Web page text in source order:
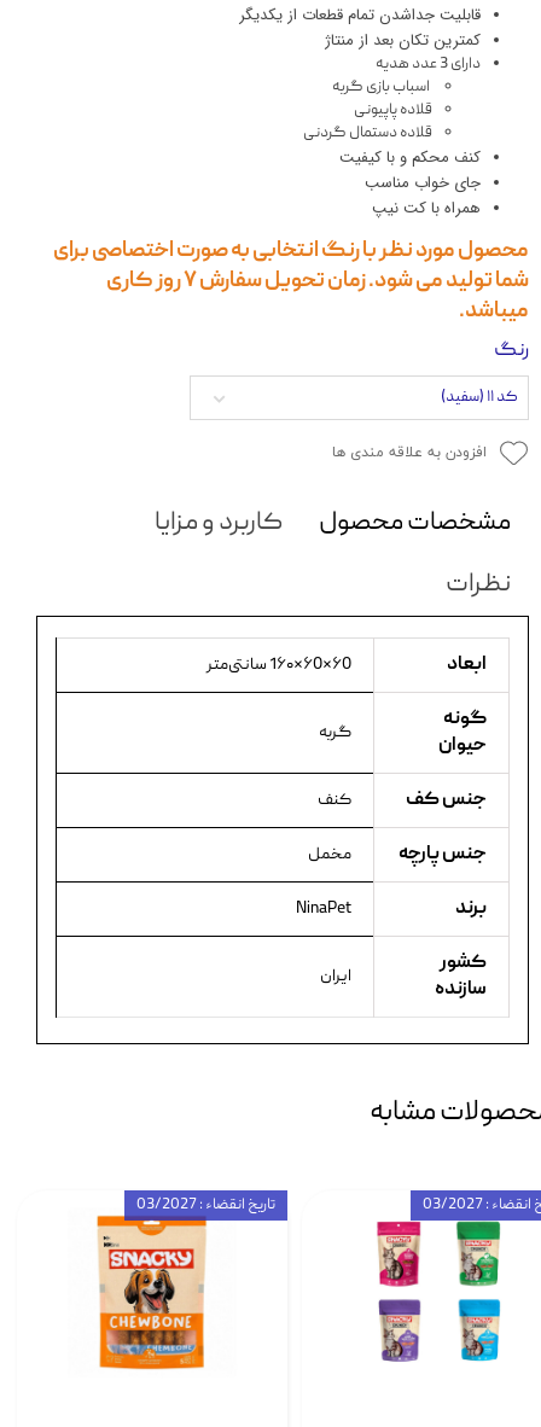
قابلیت جداشدن تمام قطعات از یکدیگر
کمترین تکان بعد از منتاژ
دارای 3 عدد هدیه
اسباب بازی گربه
قلاده پاپیونی
قلاده دستمال گردنی
کنف محکم و با کیفیت
جای خواب مناسب
همراه با کت نیپ
محصول مورد نظر با رنگ انتخابی به صورت اختصاصی برای
شما تولید می شود. زمان تحویل سفارش ۷ روز کاری
میباشد.
رنگ
کد ۱۱ (سفید)
افزودن به علاقه مندی ها
مشخصات محصول
کاربرد و مزایا
نظرات
ابعاد ۶0×۶0×1۶۰ سانتی‌متر
گونه
حیوان
گربه
جنس کف کنف
جنس پارچه مخمل
برند NinaPet
کشور
سازنده
ایران
مشابه
تاریخ انقضاء : 03/2027 : 03/2027